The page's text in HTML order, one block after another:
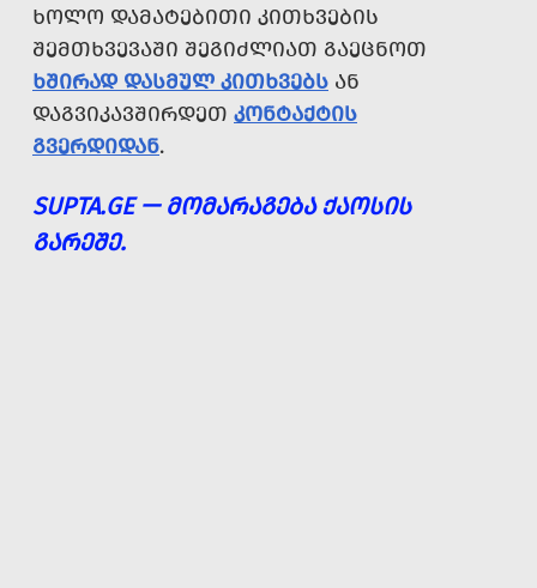
ᲮᲝᲚᲝ ᲓᲐᲛᲐᲢᲔᲑᲘᲗᲘ ᲙᲘᲗᲮᲕᲔᲑᲘᲡ
ᲨᲔᲛᲗᲮᲕᲔᲕᲐᲨᲘ ᲨᲔᲒᲘᲫᲚᲘᲐᲗ ᲒᲐᲔᲪᲜᲝᲗ
ᲮᲨᲘᲠᲐᲓ ᲓᲐᲡᲛᲣᲚ ᲙᲘᲗᲮᲕᲔᲑᲡ ᲐᲜ
ᲓᲐᲒᲕᲘᲙᲐᲕᲨᲘᲠᲓᲔᲗ ᲙᲝᲜᲢᲐᲥᲢᲘᲡ
ᲒᲕᲔᲠᲓᲘᲓᲐᲜ.
SUPTA.GE — ᲛᲝᲛᲐᲠᲐᲒᲔᲑᲐ ᲥᲐᲝᲡᲘᲡ
ᲒᲐᲠᲔᲨᲔ.